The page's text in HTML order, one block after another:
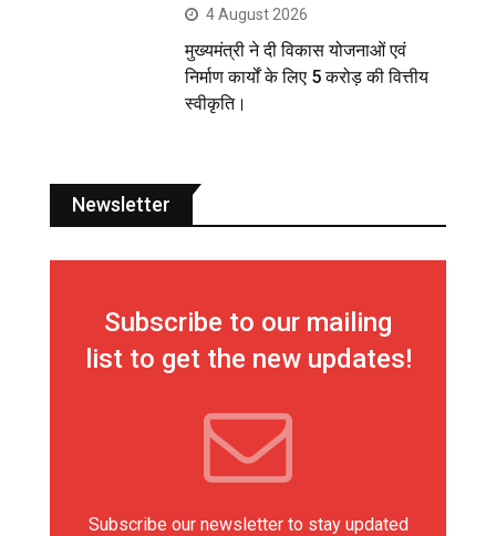
4 August 2026
मुख्यमंत्री ने दी विकास योजनाओं एवं
निर्माण कार्यों के लिए 5 करोड़ की वित्तीय
स्वीकृति।
Newsletter
Subscribe to our mailing
list to get the new updates!
Subscribe our newsletter to stay updated